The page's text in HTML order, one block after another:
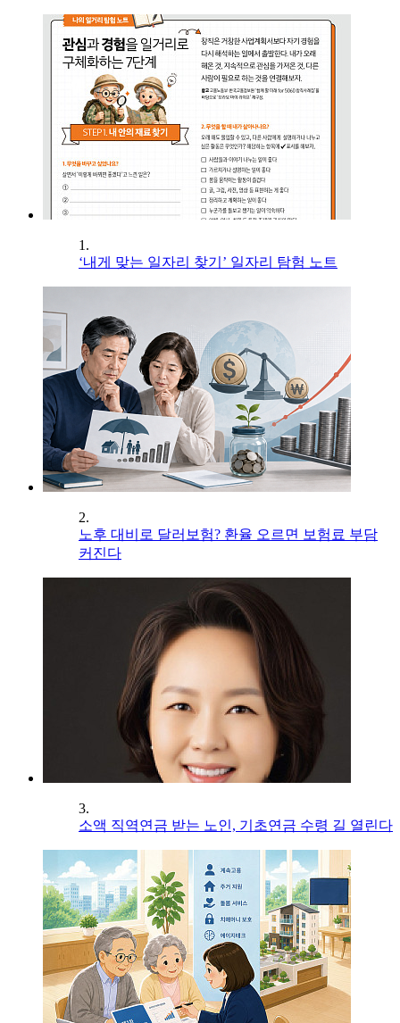
1.
‘내게 맞는 일자리 찾기’ 일자리 탐험 노트
2.
노후 대비로 달러보험? 환율 오르면 보험료 부담
커진다
3.
소액 직역연금 받는 노인, 기초연금 수령 길 열린다